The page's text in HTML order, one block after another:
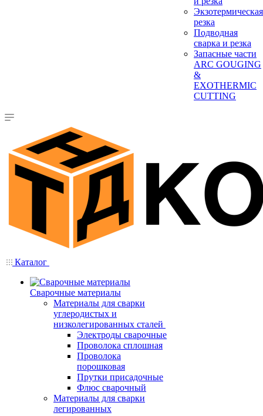
Экзотермическая
резка
Подводная
сварка и резка
Запасные части
ARC GOUGING
&
EXOTHERMIC
CUTTING
Каталог
Сварочные материалы
Материалы для сварки
углеродистых и
низколегированных сталей
Электроды сварочные
Проволока сплошная
Проволока
порошковая
Прутки присадочные
Флюс сварочный
Материалы для сварки
легированных